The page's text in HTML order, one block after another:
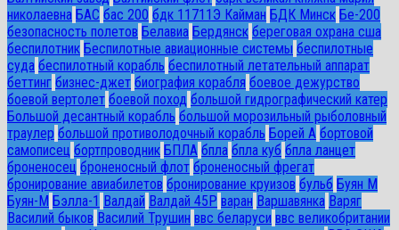
николаевна БАС бас 200 бдк 11711Э Кайман БДК Минск Бе-200
безопасность полетов Белавиа Бердянск береговая охрана сша
беспилотник Беспилотные авиационные системы беспилотные
суда беспилотный корабль беспилотный летательный аппарат
беттинг бизнес-джет биография корабля боевое дежурство
боевой вертолет боевой поход большой гидрографический катер
Большой десантный корабль большой морозильный рыболовный
траулер большой противолодочный корабль Борей А бортовой
самописец бортпроводник БПЛА бпла бпла куб бпла ланцет
броненосец броненосный флот броненосный фрегат
бронирование авиабилетов бронирование круизов бульб Буян М
Буян-М Бэлла-1 Валдай Валдай 45Р варан Варшавянка Варяг
Василий быков Василий Трушин ввс беларуси ввс великобритании